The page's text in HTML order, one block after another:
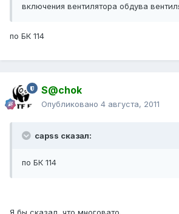
включения вентилятора обдува
по БК 114
S@chok
Опубликовано 4 августа, 2011
capss сказал:
по БК 114